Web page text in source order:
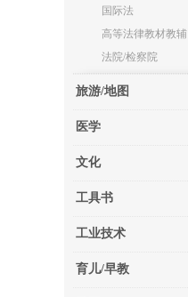
国际法
高等法律教材教辅
法院/检察院
旅游/地图
医学
文化
工具书
工业技术
育儿/早教